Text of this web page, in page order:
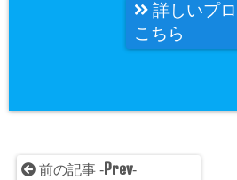
詳しいプ
こちら
前の記事 - Prev-